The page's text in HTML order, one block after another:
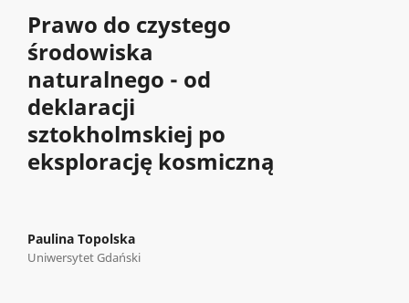
Prawo do czystego
środowiska
naturalnego - od
deklaracji
sztokholmskiej po
eksplorację kosmiczną
Paulina Topolska
Uniwersytet Gdański